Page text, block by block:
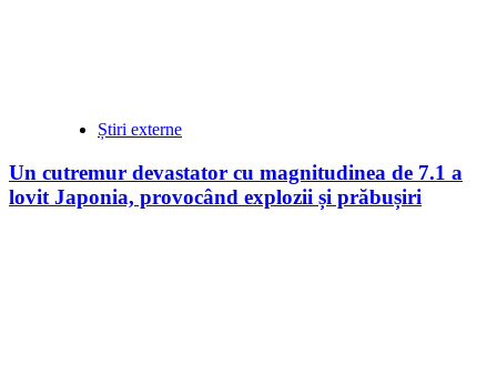
Știri externe
Un cutremur devastator cu magnitudinea de 7.1 a
lovit Japonia, provocând explozii și prăbușiri